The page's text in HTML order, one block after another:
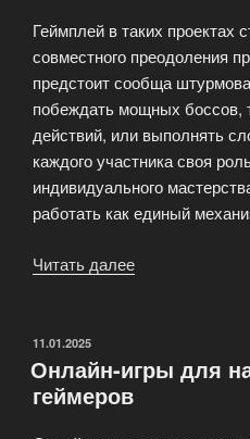
Геймплей в таких проектах
совместного преодоления
предстоит сообща
побеждать мощных
действий, или выполнять
каждого участника своя
индивидуального
работать как единый
Читать далее
прохождением
ОПУБЛИКОВАНО
11.01.2025
Онлайн-игры для
геймеров